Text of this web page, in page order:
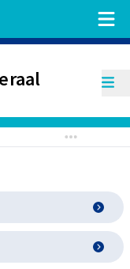
Artikel 8
door
ouders